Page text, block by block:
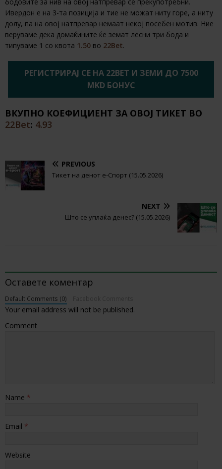
бодовите за нив на овој натпревар се прекупотребни.
Ивердон е на 3-та позиција и тие не можат ниту горе, а ниту
долу, па на овој натпревар немаат некој посебен мотив. Ние
веруваме дека домаќините ќе земат лесни три бода и
типуваме 1 со квота 1.50 во 22Bet.
РЕГИСТРИРАЈ СЕ НА 22BET И ЗЕМИ ДО 7500
MKD БОНУС
ВКУПНО КОЕФИЦИЕНТ ЗА ОВОЈ ТИКЕТ ВО
22Bet: 4.93
PREVIOUS
Тикет на денот е-Спорт (15.05.2026)
NEXT
Што се уплаќа денес? (15.05.2026)
Оставете коментар
Default Comments (0)
Your email address will not be published.
Comment
Name *
Email *
Website